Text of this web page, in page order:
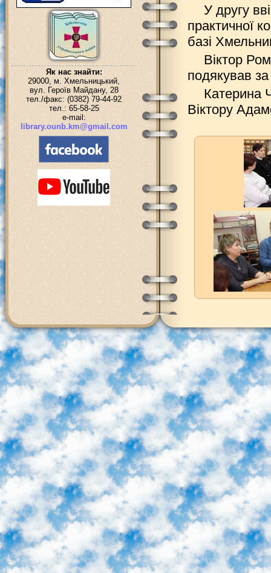
Як нас знайти:
29000, м. Хмельницький,
вул. Героїв Майдану, 28
тел./факс: (0382) 79-44-92
тел.: 65-58-25
e-mail:
library.ounb.km@gmail.com
У другу
практичної
базі
Віктор
подякував
Катерина
Віктору